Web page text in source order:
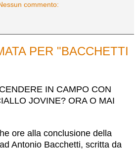
commento:
PER "BACCHETTI
IN CAMPO CON
JOVINE? ORA O MAI
ore alla conclusione della
Antonio Bacchetti, scritta da